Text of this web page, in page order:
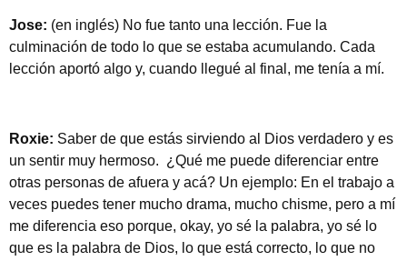
Jose: (en inglés) No fue tanto una lección. Fue la
culminación de todo lo que se estaba acumulando. Cada
lección aportó algo y, cuando llegué al final, me tenía a mí.
Roxie: Saber de que estás sirviendo al Dios verdadero y es
un sentir muy hermoso. ¿Qué me puede diferenciar entre
otras personas de afuera y acá? Un ejemplo: En el trabajo a
veces puedes tener mucho drama, mucho chisme, pero a mí
me diferencia eso porque, okay, yo sé la palabra, yo sé lo
que es la palabra de Dios, lo que está correcto, lo que no